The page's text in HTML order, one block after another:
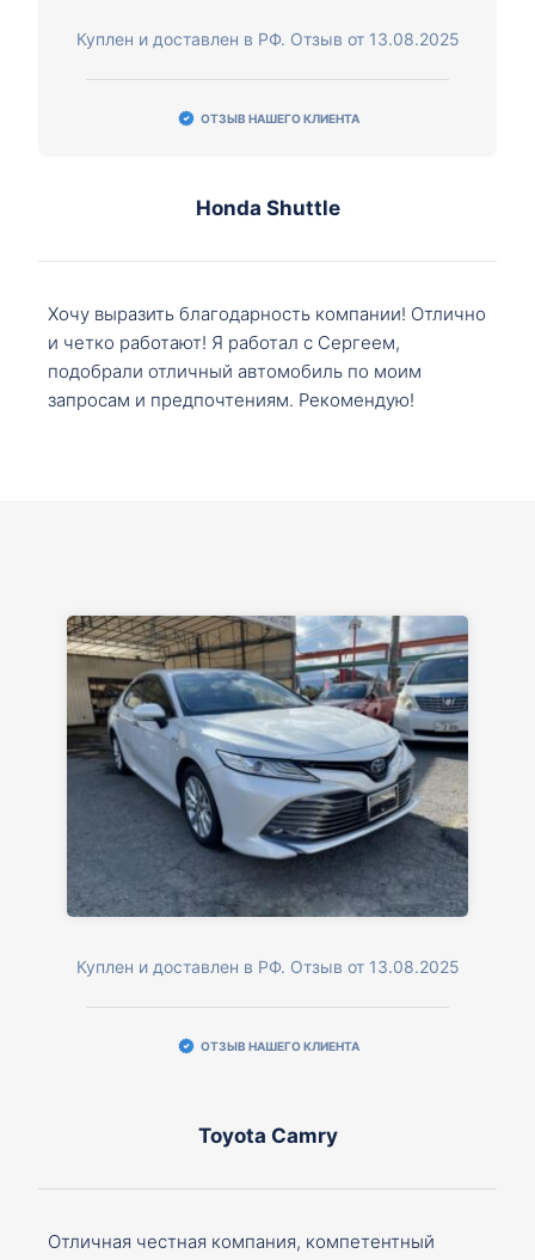
Куплен и доставлен в РФ. Отзыв от 13.08.2025
ОТЗЫВ НАШЕГО КЛИЕНТА
Honda Shuttle
Хочу выразить благодарность компании! Отлично
и четко работают! Я работал с Сергеем,
подобрали отличный автомобиль по моим
запросам и предпочтениям. Рекомендую!
Куплен и доставлен в РФ. Отзыв от 13.08.2025
ОТЗЫВ НАШЕГО КЛИЕНТА
Toyota Camry
Отличная честная компания, компетентный